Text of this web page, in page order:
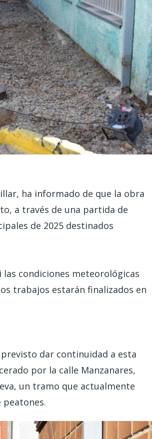
ha informado de que la obra
a través de una partida de
de 2025 destinados
las condiciones meteorológicas
trabajos estarán finalizados en
dar continuidad a esta
por la calle Manzanares,
un tramo que actualmente
peatones.